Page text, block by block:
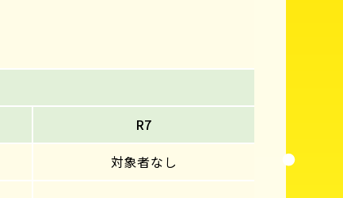
R7
対象者なし